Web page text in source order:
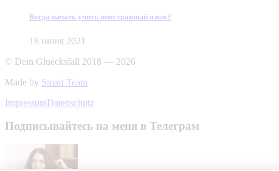
Когда начать учить иностранный язык?
18 июня 2021
© Dein Gluecksfall 2018 — 2026
Made by Smart Team
ImpressumDatenschutz
Подписывайтесь на меня в Телеграм